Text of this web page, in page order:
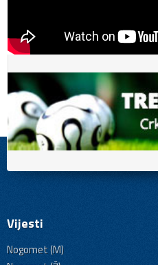
Vijesti
Nogomet (M)